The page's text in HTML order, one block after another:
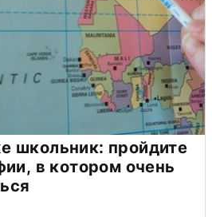
школьник: пройдите
в котором очень